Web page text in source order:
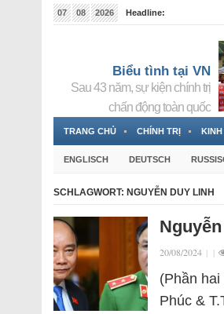
07 08 2026
Headline:
Biểu tình tại VN
Sau 43 năm, sự kiện chính trị
chấn động toàn quốc
TRANG CHỦ CHÍNH TRỊ KINH
ENGLISCH DEUTSCH
SCHLAGWORT: NGUYỄN DUY LINH
20/08/2024 | |
(Phần
Phúc &